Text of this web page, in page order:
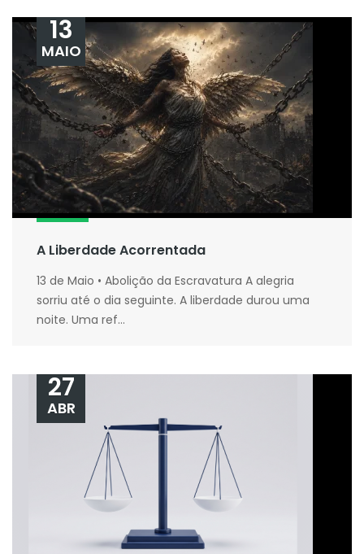
A Liberdade Acorrentada
13
MAIO
13 de Maio • Abolição da Escravatura A alegria
sorriu até o dia seguinte. A liberdade durou uma
noite. Uma ref...
27
ABR